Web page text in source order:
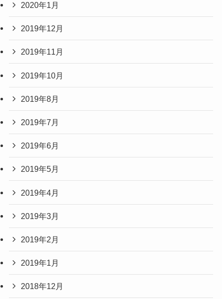
2020年1月
2019年12月
2019年11月
2019年10月
2019年8月
2019年7月
2019年6月
2019年5月
2019年4月
2019年3月
2019年2月
2019年1月
2018年12月